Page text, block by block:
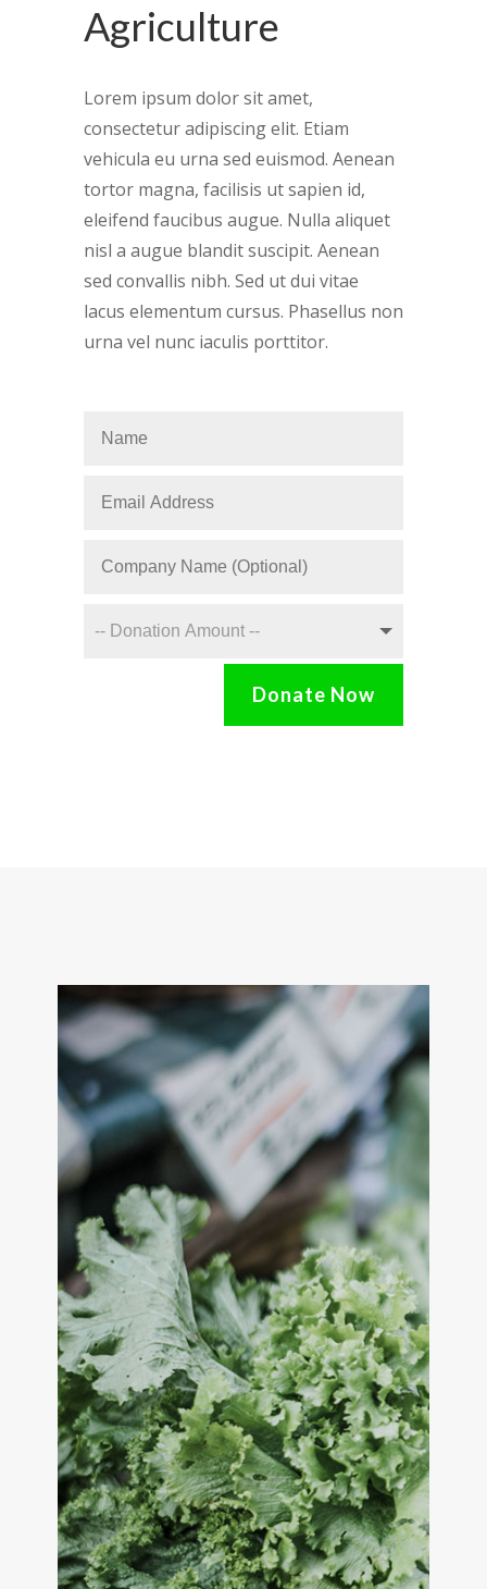
Agriculture
Lorem ipsum dolor sit amet,
consectetur adipiscing elit. Etiam
vehicula eu urna sed euismod. Aenean
tortor magna, facilisis ut sapien id,
eleifend faucibus augue. Nulla aliquet
nisl a augue blandit suscipit. Aenean
sed convallis nibh. Sed ut dui vitae
lacus elementum cursus. Phasellus non
urna vel nunc iaculis porttitor.
Donate Now